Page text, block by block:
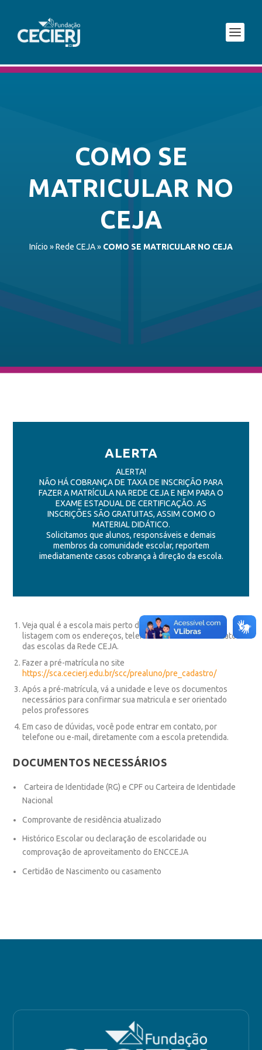
COMO SE
MATRICULAR NO
CEJA
Início »Rede CEJA» COMO SE MATRICULAR NO CEJA
ALERTA
ALERTA!
NÃO HÁ COBRANÇA DE TAXA DE INSCRIÇÃO PARA
FAZER A MATRÍCULA NA REDE CEJA E NEM PARA O
EXAME ESTADUAL DE CERTIFICAÇÃO. AS
INSCRIÇÕES SÃO GRATUITAS, ASSIM COMO O
MATERIAL DIDÁTICO.
Solicitamos que alunos, responsáveis e demais
membros da comunidade escolar, reportem
imediatamente casos cobrança à direção da escola.
Veja qual é a escola mais perto de você. Acesseaquia
listagem com os endereços, telefones e e-mails de contato
das escolas da Rede CEJA.
Fazer a pré-matrícula no site
https://sca.cecierj.edu.br/scc/prealuno/pre_cadastro/
Após a pré-matrícula, vá a unidade e leve os documentos
necessários para confirmar sua matricula e ser orientado
pelos professores
Em caso de dúvidas, você pode entrar em contato, por
telefone ou e-mail, diretamente com a escola pretendida.
DOCUMENTOS NECESSÁRIOS
Carteira de Identidade (RG) e CPF ou Carteira de Identidade
Nacional
Comprovante de residência atualizado
Histórico Escolar ou declaração de escolaridade ou
comprovação de aproveitamento do ENCCEJA
Certidão de Nascimento ou casamento